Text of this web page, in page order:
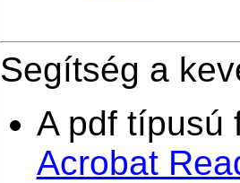
Segítség a
A pdf típusú
Acrobat